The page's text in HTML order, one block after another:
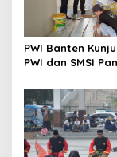
s
PWI Banten
PWI dan SMSI
Konferensi